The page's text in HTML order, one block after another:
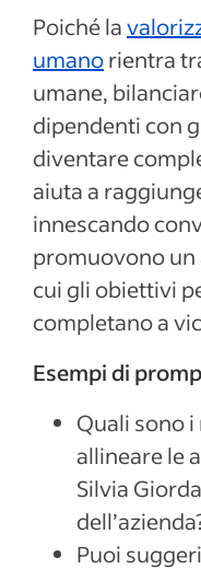
Poiché la
umanorientra
umane,
dipendenti con
diventare
aiuta a
innescando
promuovono
cui gli obiettivi
completano a
Esempi di
Quali sono
allineare le
Silvia
Puoi